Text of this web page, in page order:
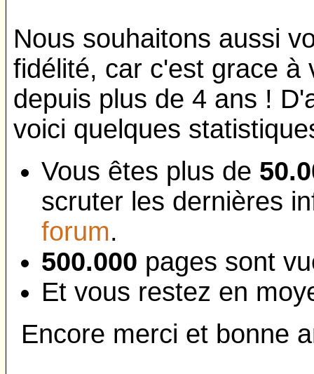
Nous souhaitons aussi
fidélité, car c'est grace à
depuis plus de 4 ans !
voici quelques
Vous êtes plus de
scruter les dernières
forum.
500.000 pages sont
Et vous restez en
Encore merci et bonne